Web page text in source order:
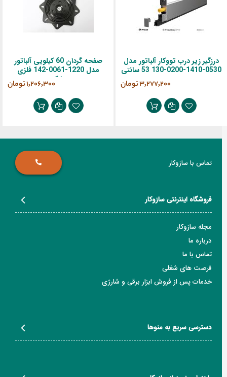
درزگیر زیر درب تووکار آلباتور مدل
0530-1410-0200-130 53 سانتی
‎3,277,200 تومان
صفحه گردان 60 کیلویی آلباتور
مدل 1220-0061-142 فلزی
مشکی‎1,206,300 تومان
تماس با سازوکار
فروشگاه اینترنتی سازوکار
مجله سازوکار
درباره ما
تماس با ما
فرصت های شغلی
خدمات پس از فروش ابزار برقی و شارژی
دسترسی سریع به منوها